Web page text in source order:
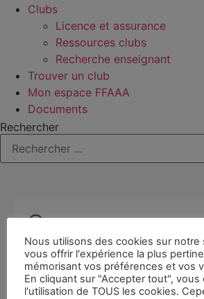
Clubs
Licence et assurance
Ressources clubs
Recherche enseignant
Trouver un club
Mon espace FFAAA
Documents
Rechercher
Nous utilisons des cookies sur notre
vous offrir l'expérience la plus
mémorisant vos préférences et vos
En cliquant sur "Accepter tout", vous
l'utilisation de TOUS les cookies.